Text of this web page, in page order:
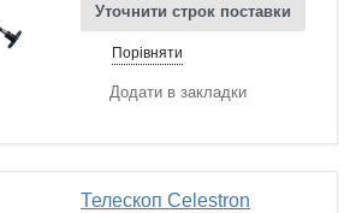
Уточнити строк поставки
Порівняти
Додати в закладки
Телескоп Celestron